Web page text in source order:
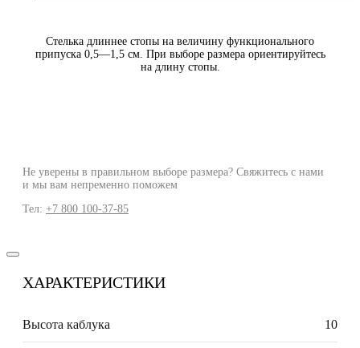
Стелька длиннее стопы на величину функционального
припуска 0,5—1,5 см. При выборе размера ориентируйтесь
на длину стопы.
Не уверены в правильном выборе размера? Свяжитесь с нами
и мы вам непременно поможем
Тел: +7 800 100-37-85
ХАРАКТЕРИСТИКИ
Высота каблука 10